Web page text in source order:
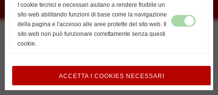
I cookie tecnici e necessari aiutano a rendere fruibile un
sito web abilitando funzioni di base come la navigazione
della pagina e l'accesso alle aree protette del sito web. Il
sito web non può funzionare correttamente senza questi
cookie.
ACCETTA I COOKIES NECESSARI